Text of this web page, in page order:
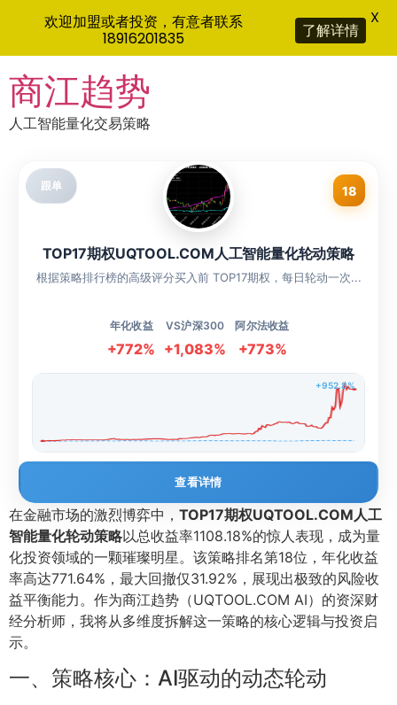
to
content
商江趋势
人工智能量化交易策略
跟单 18
TOP17期权UQTOOL.COM人工智能量化轮动策略
根据策略排行榜的高级评分买入前 TOP17期权，每日轮动一次...
年化收益
+772%
VS沪深300
+1,083%
阿尔法收益
+773%
+952.8%
查看详情
在金融市场的激烈博弈中， TOP17期权UQTOOL.COM人工
智能量化轮动策略以总收益率1108.18%的惊人表现，成为量
化投资领域的一颗璀璨明星。该策略排名第18位，年化收益
率高达771.64%，最大回撤仅31.92%，展现出极致的风险收
益平衡能力。作为商江趋势（UQTOOL.COM AI）的资深财
经分析师，我将从多维度拆解这一策略的核心逻辑与投资启
示。
一、策略核心：AI驱动的动态轮动
欢迎加盟或者投资，有意者联系
18916201835
了解详情
X